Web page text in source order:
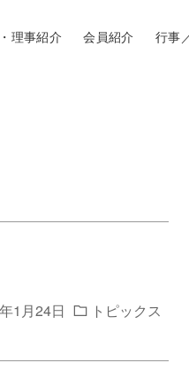
理事紹介 会員紹介 行事
1月24日 トピックス